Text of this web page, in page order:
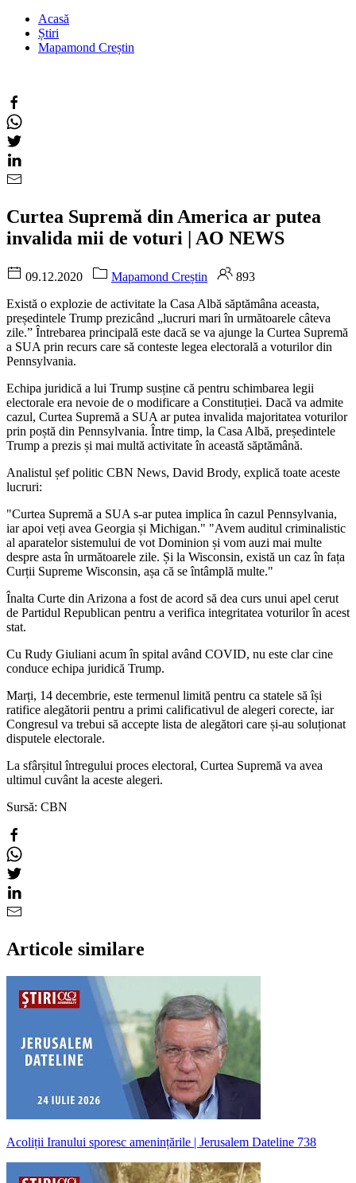
Acasă
Știri
Mapamond Creștin
Curtea Supremă din America ar putea
invalida mii de voturi | AO NEWS
09.12.2020 Mapamond Creștin
893
Există o explozie de activitate la Casa Albă săptămâna aceasta,
președintele Trump prezicând „lucruri mari în următoarele câteva
zile.” Întrebarea principală este dacă se va ajunge la Curtea Supremă
a SUA prin recurs care să conteste legea electorală a voturilor din
Pennsylvania.
Echipa juridică a lui Trump susține că pentru schimbarea legii
electorale era nevoie de o modificare a Constituției. Dacă va admite
cazul, Curtea Supremă a SUA ar putea invalida majoritatea voturilor
prin poștă din Pennsylvania. Între timp, la Casa Albă, președintele
Trump a prezis și mai multă activitate în această săptămână.
Analistul șef politic CBN News, David Brody, explică toate aceste
lucruri:
"Curtea Supremă a SUA s-ar putea implica în cazul Pennsylvania,
iar apoi veți avea Georgia și Michigan." "Avem auditul criminalistic
al aparatelor sistemului de vot Dominion și vom auzi mai multe
despre asta în următoarele zile. Și la Wisconsin, există un caz în fața
Curții Supreme Wisconsin, așa că se întâmplă multe."
Înalta Curte din Arizona a fost de acord să dea curs unui apel cerut
de Partidul Republican pentru a verifica integritatea voturilor în acest
stat.
Cu Rudy Giuliani acum în spital având COVID, nu este clar cine
conduce echipa juridică Trump.
Marți, 14 decembrie, este termenul limită pentru ca statele să își
ratifice alegătorii pentru a primi calificativul de alegeri corecte, iar
Congresul va trebui să accepte lista de alegători care și-au soluționat
disputele electorale.
La sfârșitul întregului proces electoral, Curtea Supremă va avea
ultimul cuvânt la aceste alegeri.
Sursă: CBN
Articole similare
Acoliții Iranului sporesc amenințările | Jerusalem Dateline 738